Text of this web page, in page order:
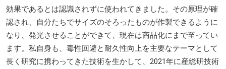
効果であるとは認識されずに使われてきました。その原理が確
認され、自分たちでサイズのそろったものが作製できるように
なり、発光させることができて、現在は商品化にまで至ってい
ます。私自身も、毒性回避と耐久性向上を主要なテーマとして
長く研究に携わってきた技術を生かして、2021年に産総研技術